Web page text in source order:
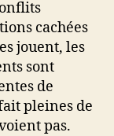
cachées
jouent, les
sont
de
pleines de
pas.